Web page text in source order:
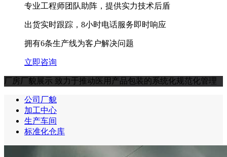
专业工程师团队助阵，提供实力技术后盾
出货实时跟踪，8小时电话服务即时响应
拥有6条生产线为客户解决问题
立即咨询
厂房厂貌展示 致力于推动医用产品包装的系统化规范化管理
公司厂貌
加工中心
生产车间
标准化仓库